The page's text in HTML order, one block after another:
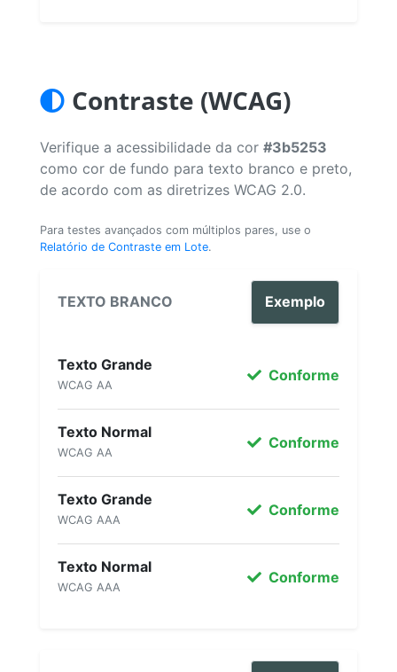
Contraste (WCAG)
Verifique a acessibilidade da cor #3b5253
como cor de fundo para texto branco e preto,
de acordo com as diretrizes WCAG 2.0.
Para testes avançados com múltiplos pares, use o
Relatório de Contraste em Lote.
TEXTO BRANCO Exemplo
Texto Grande
WCAG AA
Conforme
Texto Normal
WCAG AA
Conforme
Texto Grande
WCAG AAA
Conforme
Texto Normal
WCAG AAA
Conforme